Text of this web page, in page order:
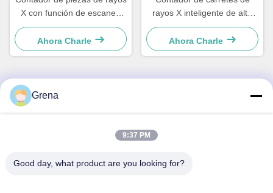
X con función de escaneo
automático, impresión de
etiquetas y conectado con el
sistema
Ahora Charle
rayos X inteligente de alta
precisión y cero fugas con
tubo de tipo cerrado
Ahora Charle
Contacto rápido
Heping, Calle Fuhai, Distrito Baoan, Shenzhen
Grena
9:37 PM
Good day, what product are you looking for?